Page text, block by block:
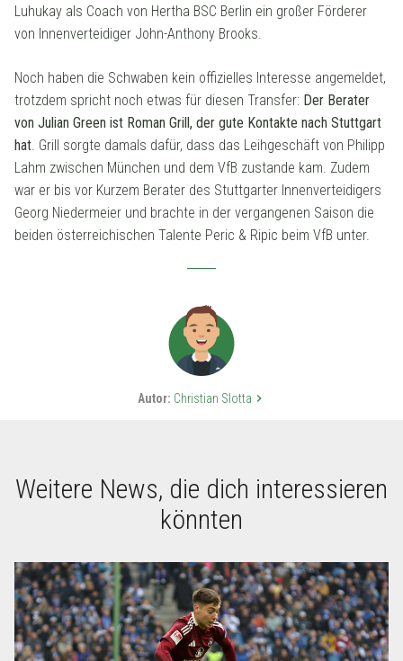
Luhukay als Coach von Hertha BSC Berlin ein großer Förderer
von Innenverteidiger John-Anthony Brooks.
Noch haben die Schwaben kein offizielles Interesse angemeldet,
trotzdem spricht noch etwas für diesen Transfer: Der Berater
von Julian Green ist Roman Grill, der gute Kontakte nach Stuttgart
hat. Grill sorgte damals dafür, dass das Leihgeschäft von Philipp
Lahm zwischen München und dem VfB zustande kam. Zudem
war er bis vor Kurzem Berater des Stuttgarter Innenverteidigers
Georg Niedermeier und brachte in der vergangenen Saison die
beiden österreichischen Talente Peric & Ripic beim VfB unter.
Autor: Christian Slotta keyboard_arrow_right
Weitere News, die dich interessieren
könnten